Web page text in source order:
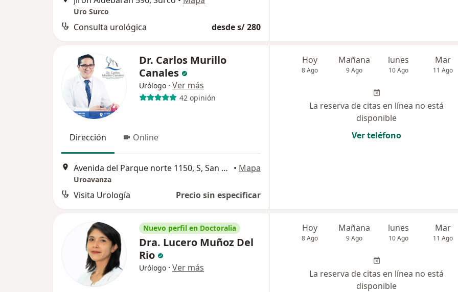
Uro Surco
Consulta urológica desde s/ 280
Dr. Carlos Murillo
Canales
Urólogo · Ver más
42 opinión
Dirección Online
Avenida del Parque norte 1150, S, San Borja • Mapa
Uroavanza
Visita Urología Precio sin especificar
Hoy
8 Ago
Mañana
9 Ago
lunes
10 Ago
Mar
11 Ago
La reserva de citas en línea no está
disponible
Ver teléfono
Nuevo perfil en Doctoralia
Dra. Lucero Muñoz Del
Rio
Urólogo · Ver más
Hoy
8 Ago
Mañana
9 Ago
lunes
10 Ago
Mar
11 Ago
La reserva de citas en línea no está
disponible